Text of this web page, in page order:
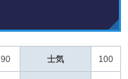
90 士気 100